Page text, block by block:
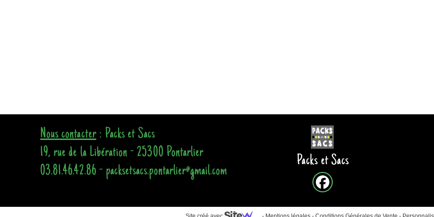
Packs et Sacs
Nous contacter: Packs et Sacs
19, rue de la Libération - 25300 Pontarlier
03.81.46.42.86 - packsetsacs.pontarlier@gmail.com